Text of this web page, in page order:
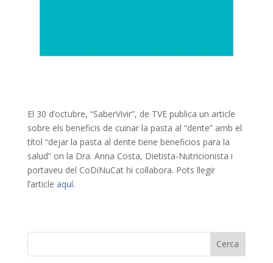
El 30 d’octubre, “SaberVivir”, de TVE publica un article
sobre els beneficis de cuinar la pasta al “dente” amb el
títol “dejar la pasta al dente tiene beneficios para la
salud” on la Dra. Anna Costa, Dietista-Nutricionista i
portaveu del CoDiNuCat hi col·labora. Pots llegir
l’article aquí.